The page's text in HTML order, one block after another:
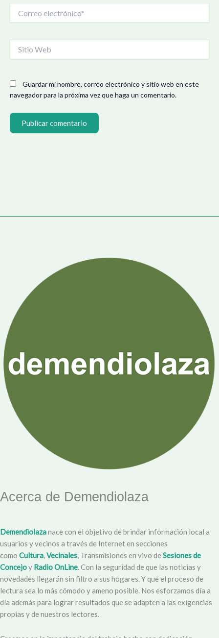
electrónico*
Web
Guardar mi nombre, correo electrónico y sitio web en este
navegador para la próxima vez que haga un comentario.
Acerca de Demendiolaza
Demendiolazanace con el objetivo de brindar información local a
usuarios y vecinos a través de Internet en secciones
como Cultura,Vecinales, Transmisiones en vivo de Sesiones de
Concejoy Radio OnLine. Con la seguridad de que las noticias y
novedades llegarán sin filtro a sus hogares. Y que el proceso de
lectura sea lo más cómodo y ameno posible. Nos esforzamos día a
día además para lograr resultados que se adapten a las exigencias
propias y de nuestros lectores.